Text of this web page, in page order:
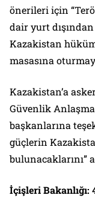
önerileri için
dair yurt
Kazakistan
masasına
Kazakistan’a
Güvenlik
başkanlarına
güçlerin
bulunacaklarını”
İçişleri Bakanlığı: